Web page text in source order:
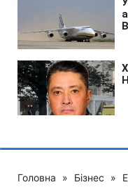
Головна » Бізнес »